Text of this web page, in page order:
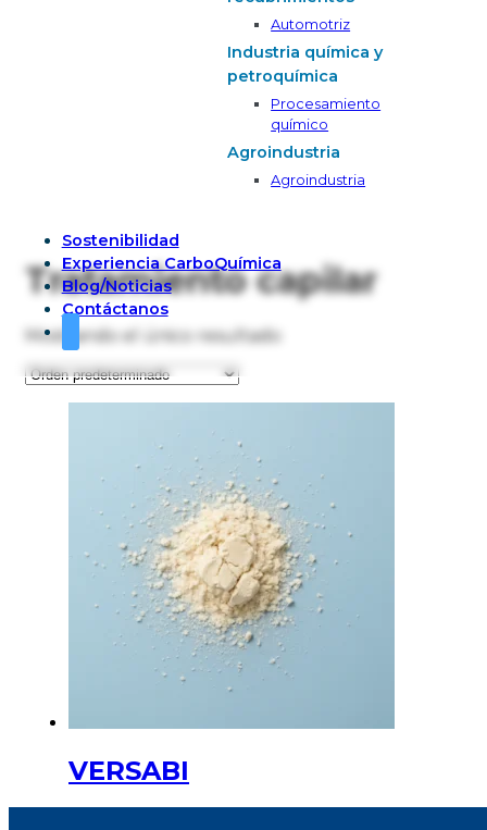
Automotriz
Industria química y
petroquímica
Procesamiento
químico
Agroindustria
Agroindustria
Sostenibilidad
Experiencia CarboQuímica
Blog/Noticias
Contáctanos
Tratamiento capilar
Mostrando el único resultado
VERSABI